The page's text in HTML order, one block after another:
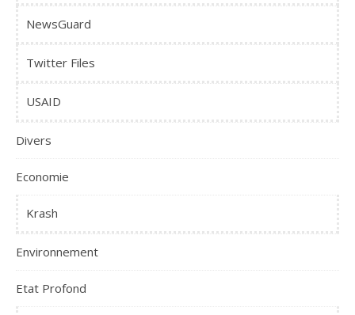
NewsGuard
Twitter Files
USAID
Divers
Economie
Krash
Environnement
Etat Profond